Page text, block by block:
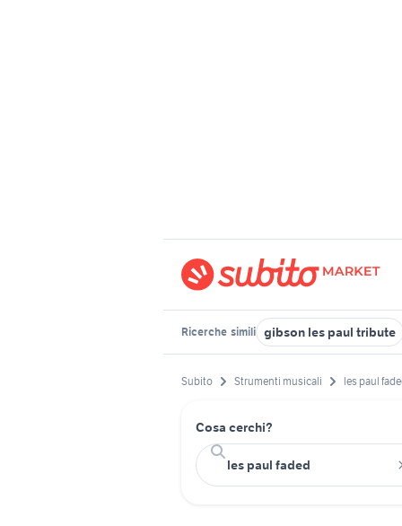
Ricerche simili gibson les paul tribute
Subito Strumenti musicali les paul
Cosa cerchi?